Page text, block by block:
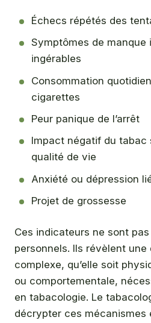
Échecs répétés des
Symptômes de manque
ingérables
Consommation
cigarettes
Peur panique de l’arrêt
Impact négatif du tabac
qualité de vie
Anxiété ou dépression
Projet de grossesse
Ces indicateurs ne sont
personnels. Ils révèlent une
complexe, qu’elle soit
ou comportementale,
en tabacologie. Le
décrypter ces mécanismes